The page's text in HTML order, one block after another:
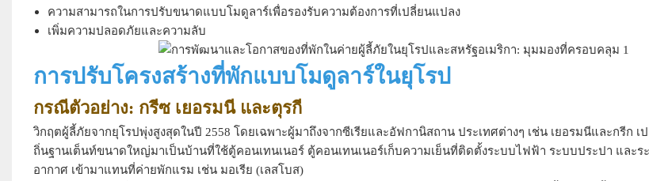
ความสามารถในการปรับขนาดแบบโมดูลาร์เพื่อรองรับความต้องการที่เปลี่ยนแปลง
เพิ่มความปลอดภัยและความลับ
การปรับโครงสร้างที่พักแบบโมดูลาร์ในยุโรป
กรณีตัวอย่าง: กรีซ เยอรมนี และตุรกี
วิกฤตผู้ลี้ภัยจากยุโรปพุ่งสูงสุดในปี 2558 โดยเฉพาะผู้มาถึงจากซีเรียและอัฟกานิสถาน ประเทศต่างๆ เช่น เยอรมนีและกรีก เ
ถิ่นฐานเต็นท์ขนาดใหญ่มาเป็นบ้านที่ใช้ตู้คอนเทนเนอร์ ตู้คอนเทนเนอร์เก็บความเย็นที่ติดตั้งระบบไฟฟ้า ระบบประปา และ
อากาศ เข้ามาแทนที่ค่ายพักแรม เช่น มอเรีย (เลสโบส)